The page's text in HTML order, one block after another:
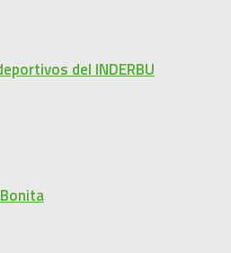
del INDERBU